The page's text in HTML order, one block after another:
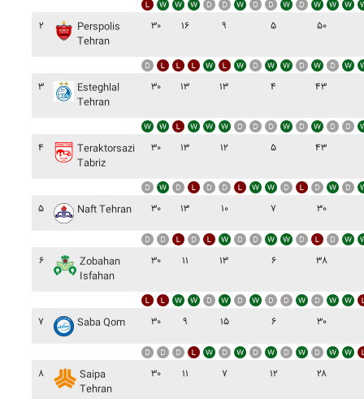
۲
Perspolis
Tehran
۳۰ ۱۶ ۹ ۵ ۵۰
۳
Esteghlal
Tehran
۳۰ ۱۳ ۱۳ ۴ ۴۳
۴
Teraktorsazi
Tabriz
۳۰ ۱۳ ۱۲ ۵ ۴۳
۵ Naft Tehran ۳۰ ۱۳ ۱۰ ۷ ۳۰
۶
Zobahan
Isfahan
۳۰ ۱۱ ۱۳ ۶ ۳۸
۷ Saba Qom ۳۰ ۹ ۱۵ ۶ ۳۰
۸
Saipa
Tehran
۳۰ ۱۱ ۷ ۱۲ ۲۸